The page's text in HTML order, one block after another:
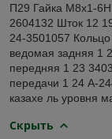
П29 Гайка М8х1-
2604132 Шток 12
24-3501057
ведомая задняя 1
передняя 1 23
передачи 1 24 А-
казахе ль уровня
Скрыть